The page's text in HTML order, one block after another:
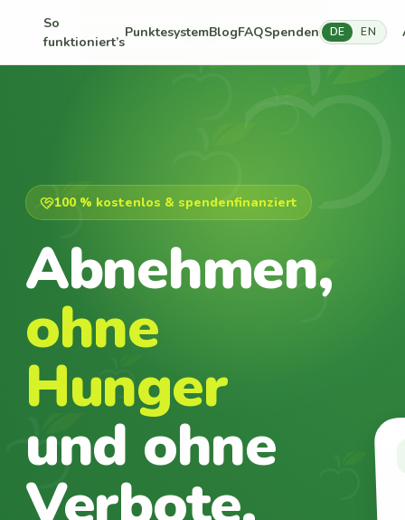
So
funktioniert’s
PunktesystemBlogFAQSpenden DE EN
100 % kostenlos & spendenfinanziert
Abnehmen,
ohne
Hunger
und ohne